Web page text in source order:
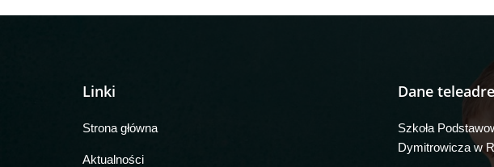
Linki
Strona główna
Aktualności
Dane
Szkoła
Dymitrowicza w